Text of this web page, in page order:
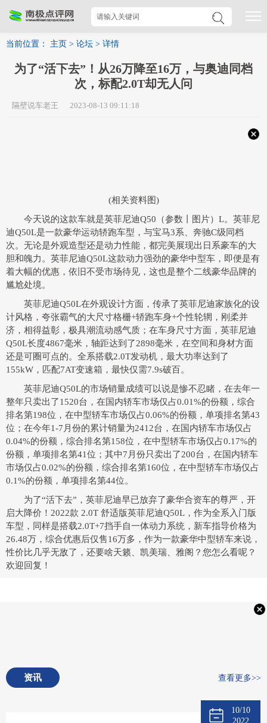
当前位置： 主页 > 论坛 > 详情
为了“活下去”！从26万降至16万，与奥迪同档
次，标配2.0T却无人问
隔壁说车老王 2023-08-13 09:11:18
(相关资料图)
今天说的这款车就是英菲尼迪Q50（参数丨图片）L。英菲尼
迪Q50L是一款豪华运动轿跑车型，与宝马3系、奔驰C级同档
次。无论是外观造型还是动力性能，都完美展现出日系豪车的大
胆和魄力。英菲尼迪Q50L这款动力强劲的豪华中型车，即便是有
着大幅的优惠，依旧不受市场待见，这也是整个二线豪华品牌的
尴尬处境。
英菲尼迪Q50L在外观设计方面，传承了英菲尼迪家族化的设
计风格，夸张霸气的大尺寸格栅+轿跑车身+个性轮辋，刚柔并
济，相得益彰，极具潮流动感气质；在车身尺寸方面，英菲尼迪
Q50L长度4867毫米，轴距达到了2898毫米，在空间和身材方面
还是可圈可点的。全系搭载2.0T发动机，最大功率达到了
155kW，匹配7AT变速箱，最快仅需7.9s破百。
英菲尼迪Q50L的市场销量成绩可以说是惨不忍睹，在去年一
整年只卖出了1520台，在国内轿车市场仅占0.01%的份额，综合
排名第198位，在中型轿车市场仅占0.06%的份额，单项排名第43
位；在今年1-7月份的累计销量为2412台，在国内轿车市场仅占
0.04%的份额，综合排名第158位，在中型轿车市场仅占0.17%的
份额，单项排名第41位；其中7月份只卖出了200台，在国内轿车
市场仅占0.02%的份额，综合排名第160位，在中型轿车市场仅占
0.1%的份额，单项排名第44位。
为了“活下去”，英菲尼迪早已放弃了豪华合资车的尊严，开
启大降价！2022款 2.0T 舒适版英菲尼迪Q50L，作为全系入门版
车型，同样是搭载2.0T+7挡手自一体动力系统，新车指导价格为
26.48万，综合优惠后仅售16万多，作为一款豪华中型轿车来说，
性价比几乎无敌了，还要啥天籁、凯美瑞、雅阁？您怎么看呢？
欢迎回复！
资讯 查看更多>>
10/10
2022